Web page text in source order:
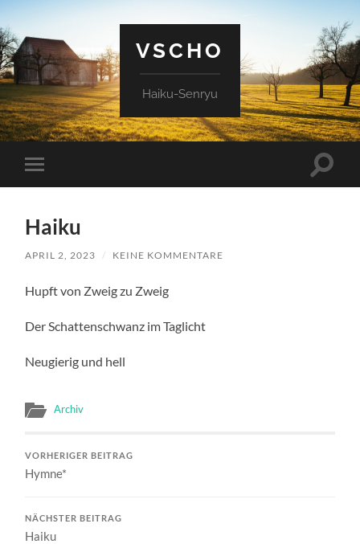
VSCHO
Haiku-Senryu
Mobile-
Menü
Haiku
APRIL 2, 2023 / KEINE KOMMENTARE
Hupft von Zweig zu Zweig
Der Schattenschwanz im Taglicht
Neugierig und hell
Archiv
VORHERIGER BEITRAG
Hymne*
NÄCHSTER BEITRAG
Haiku